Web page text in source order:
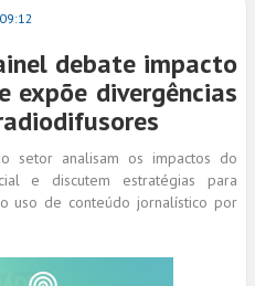
debate impacto
expõe divergências
setor analisam os impactos do
e discutem estratégias para
uso de conteúdo jornalístico por